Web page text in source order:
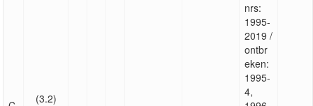
(3.2)
nrs:
1995-
2019 /
ontbr
eken:
1995-
4,